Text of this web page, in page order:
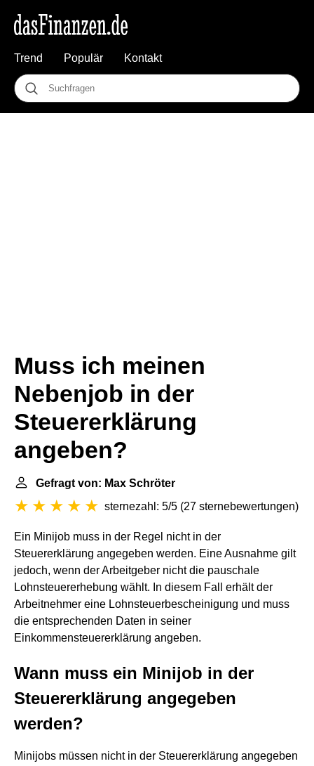
Trend Populär Kontakt
Muss ich meinen
Nebenjob in der
Steuererklärung
angeben?
Gefragt von: Max Schröter
sternezahl: 5/5 (27 sternebewertungen)
Ein Minijob muss in der Regel nicht in der
Steuererklärung angegeben werden. Eine Ausnahme gilt
jedoch, wenn der Arbeitgeber nicht die pauschale
Lohnsteuererhebung wählt. In diesem Fall erhält der
Arbeitnehmer eine Lohnsteuerbescheinigung und muss
die entsprechenden Daten in seiner
Einkommensteuererklärung angeben.
Wann muss ein Minijob in der
Steuererklärung angegeben
werden?
Minijobs müssen nicht in der Steuererklärung angegeben